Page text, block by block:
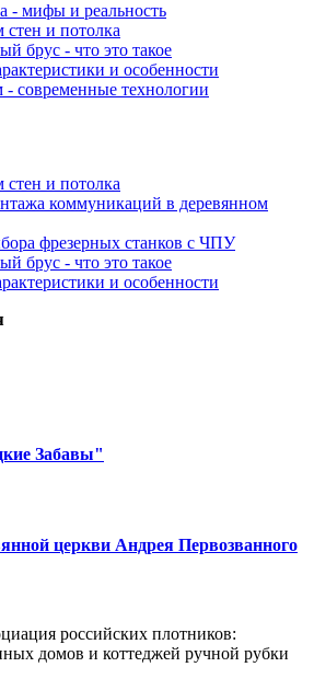
- мифы и реальность
стен и потолка
брус - что это такое
и особенности
современные технологии
стен и потолка
коммуникаций в деревянном
фрезерных станков с ЧПУ
брус - что это такое
и особенности
Забавы"
церкви Андрея Первозванного
российских плотников:
домов и коттеджей ручной рубки